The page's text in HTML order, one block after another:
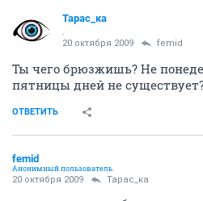
Тарас_ка
20 октября 2009 femid
Ты чего брюзжишь? Не
пятницы дней не
ОТВЕТИТЬ
femid
Анонимный пользователь
20 октября 2009 Тарас_ка